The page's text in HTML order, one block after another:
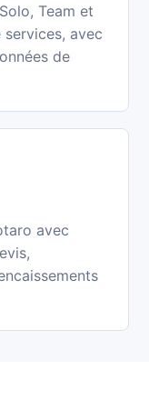
Team et
avec
de
avec